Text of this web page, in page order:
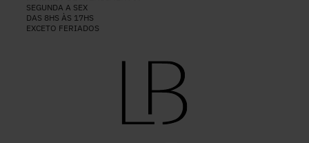
SEGUNDA A SEX
DAS 8HS ÀS 17HS
EXCETO FERIADOS